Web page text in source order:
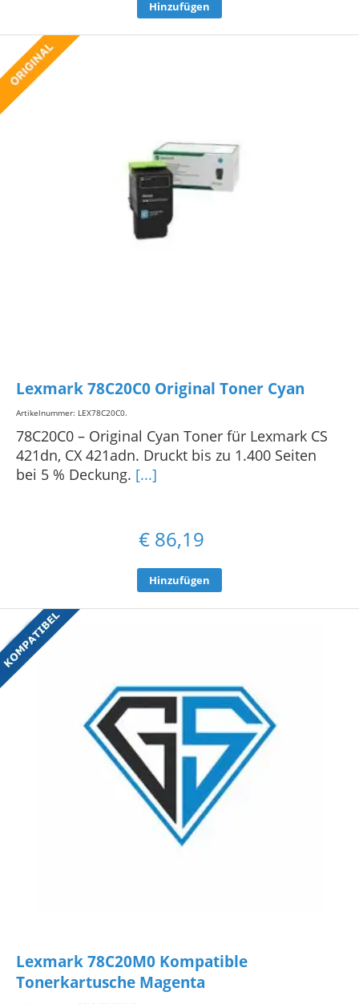
Hinzufügen
Lexmark 78C20C0 Original Toner Cyan
Artikelnummer: LEX78C20C0.
78C20C0 – Original Cyan Toner für Lexmark CS
421dn, CX 421adn. Druckt bis zu 1.400 Seiten
bei 5 % Deckung. [...]
€ 86,19
Hinzufügen
Lexmark 78C20M0 Kompatible
Tonerkartusche Magenta